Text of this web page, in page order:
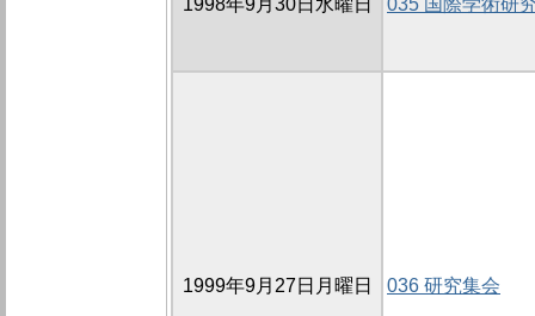
1998年9月30日水曜日 035 国際学術研
1999年9月27日月曜日 036 研究集会